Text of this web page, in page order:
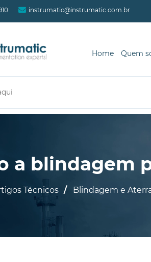
instrumatic@instrumatic.com.br
Home Quem
a blindagem
Técnicos Blindagem e